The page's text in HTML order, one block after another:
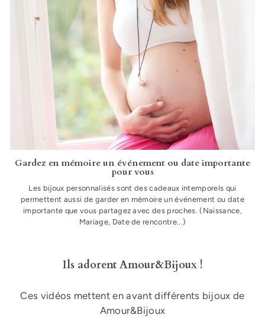
Gardez en mémoire un événement ou date importante
pour vous
Les bijoux personnalisés sont des cadeaux intemporels qui
permettent aussi de garder en mémoire un événement ou date
importante que vous partagez avec des proches. (Naissance,
Mariage, Date de rencontre...)
Ils adorent Amour&Bijoux !
Ces vidéos mettent en avant différents bijoux de
Amour&Bijoux